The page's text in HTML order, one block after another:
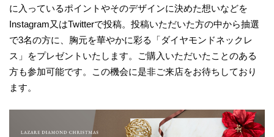
に入っているポイントやそのデザインに決めた想いなどを
Instagram又はTwitterで投稿。投稿いただいた方の中から抽選
で3名の方に、胸元を華やかに彩る「ダイヤモンドネックレ
ス」をプレゼントいたします。ご購入いただいたことのある
方も参加可能です。この機会に是非ご来店をお待ちしており
ます。